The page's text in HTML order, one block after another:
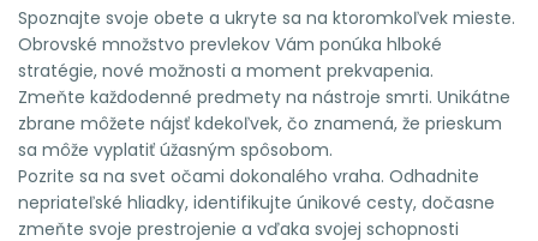
Spoznajte svoje obete a ukryte sa na ktoromkoľvek mieste.
Obrovské množstvo prevlekov Vám ponúka hlboké
stratégie, nové možnosti a moment prekvapenia.
Zmeňte každodenné predmety na nástroje smrti. Unikátne
zbrane môžete nájsť kdekoľvek, čo znamená, že prieskum
sa môže vyplatiť úžasným spôsobom.
Pozrite sa na svet očami dokonalého vraha. Odhadnite
nepriateľské hliadky, identifikujte únikové cesty, dočasne
zmeňte svoje prestrojenie a vďaka svojej schopnosti